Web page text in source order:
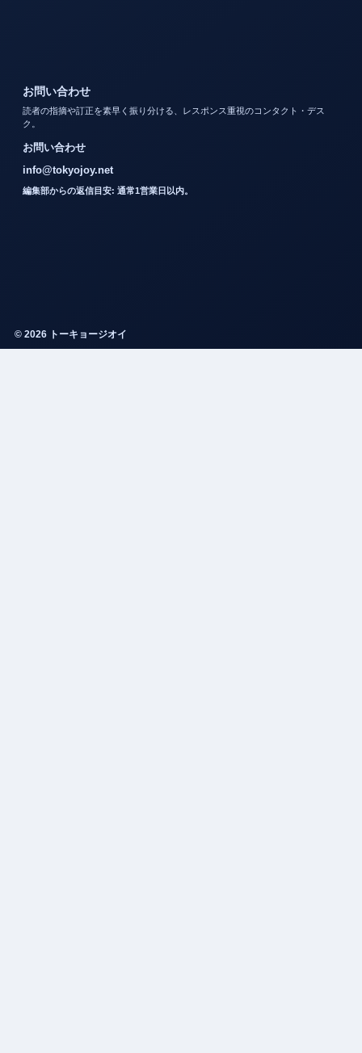
お問い合わせ
読者の指摘や訂正を素早く振り分ける、レスポンス重視のコンタクト・デス
ク。
お問い合わせ
info@tokyojoy.net
編集部からの返信目安: 通常1営業日以内。
© 2026 トーキョージオイ